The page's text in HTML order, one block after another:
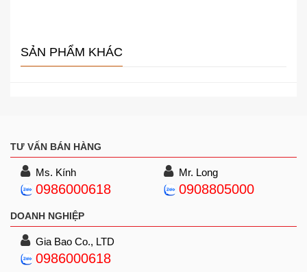
SẢN PHẨM KHÁC
TƯ VẤN BÁN HÀNG
Ms. Kính
0986000618
Mr. Long
0908805000
DOANH NGHIỆP
Gia Bao Co., LTD
0986000618